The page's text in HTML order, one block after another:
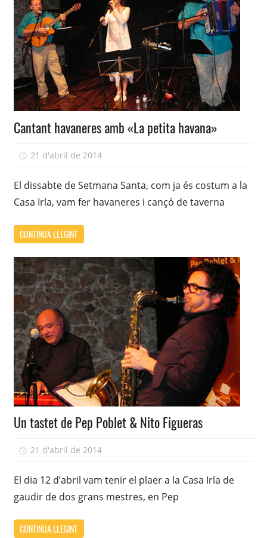
Cantant havaneres amb «La petita havana»
21 d'abril de 2014
El dissabte de Setmana Santa, com ja és costum a la
Casa Irla, vam fer havaneres i cançó de taverna
CONTINUA LLEGINT
Un tastet de Pep Poblet & Nito Figueras
21 d'abril de 2014
El dia 12 d’abril vam tenir el plaer a la Casa Irla de
gaudir de dos grans mestres, en Pep
CONTINUA LLEGINT